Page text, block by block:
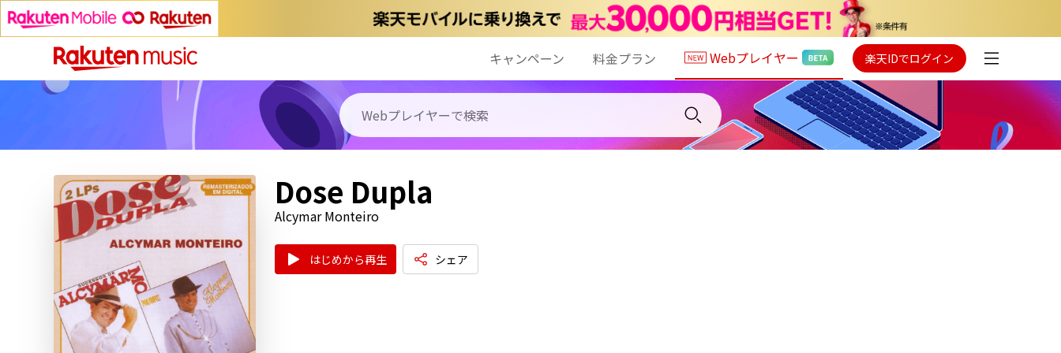
キャンペーン 料金プラン Webプレイヤー 楽天IDでログイン
Dose Dupla
Alcymar Monteiro
はじめから再生 シェア